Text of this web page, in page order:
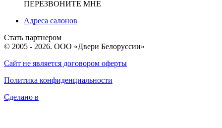
ПЕРЕЗВОНИТЕ МНЕ
Адреса салонов
Стать партнером
© 2005 - 2026. ООО «Двери Белоруссии»
Сайт не является договором оферты
Политика конфиденциальности
Сделано в